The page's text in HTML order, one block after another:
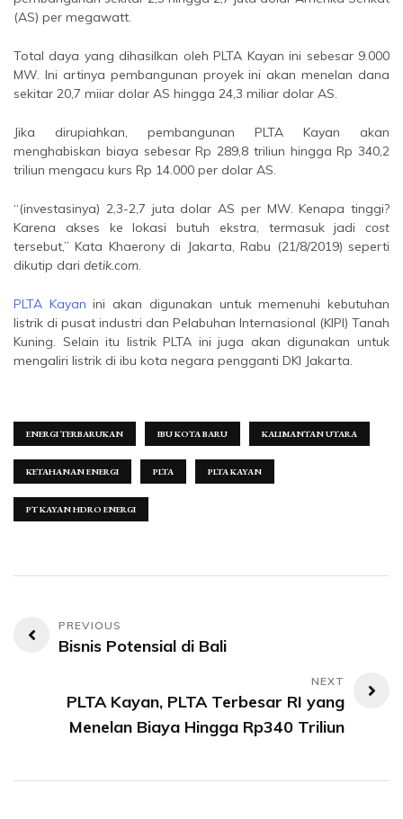
(AS) per megawatt.
Total daya yang dihasilkan oleh PLTA Kayan ini sebesar 9.000
MW. Ini artinya pembangunan proyek ini akan menelan dana
sekitar 20,7 miiar dolar AS hingga 24,3 miliar dolar AS.
Jika dirupiahkan, pembangunan PLTA Kayan akan
menghabiskan biaya sebesar Rp 289,8 triliun hingga Rp 340,2
triliun mengacu kurs Rp 14.000 per dolar AS.
“(investasinya) 2,3-2,7 juta dolar AS per MW. Kenapa tinggi?
Karena akses ke lokasi butuh ekstra, termasuk jadi cost
tersebut,” Kata Khaerony di Jakarta, Rabu (21/8/2019) seperti
dikutip dari detik.com.
PLTA Kayan ini akan digunakan untuk memenuhi kebutuhan
listrik di pusat industri dan Pelabuhan Internasional (KIPI) Tanah
Kuning. Selain itu listrik PLTA ini juga akan digunakan untuk
mengaliri listrik di ibu kota negara pengganti DKI Jakarta.
ENERGI TERBARUKAN IBU KOTA BARU KALIMANTAN UTARA
KETAHANAN ENERGI PLTA PLTA KAYAN
PT KAYAN HDRO ENERGI
Navigasi
Bisnis Potensial di Bali
PLTA Kayan, PLTA Terbesar RI yang
Menelan Biaya Hingga Rp340 Triliun